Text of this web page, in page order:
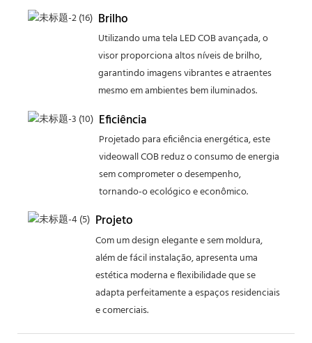
Brilho
Utilizando uma tela LED COB avançada, o
visor proporciona altos níveis de brilho,
garantindo imagens vibrantes e atraentes
mesmo em ambientes bem iluminados.
Eficiência
Projetado para eficiência energética, este
videowall COB reduz o consumo de energia
sem comprometer o desempenho,
tornando-o ecológico e econômico.
Projeto
Com um design elegante e sem moldura,
além de fácil instalação, apresenta uma
estética moderna e flexibilidade que se
adapta perfeitamente a espaços residenciais
e comerciais.